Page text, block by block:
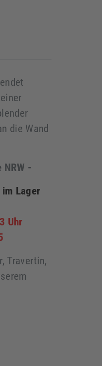
die Wand
-
im Lager
Uhr
Travertin,